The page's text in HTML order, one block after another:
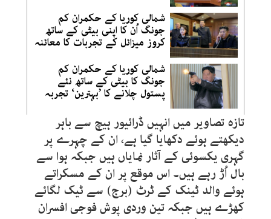
شمالی کوریا کے حکمران کم
جونگ اُن کا اپنی بیٹی کے ساتھ
کروز میزائل کے تجربات کا معائنہ
شمالی کوریا کے حکمران کم
جونگ کا بیٹی کے ساتھ نئے
پستول چلانے کا ’بہترین‘ تجربہ
تازہ تصاویر میں انہیں ڈرائیور ہیچ سے باہر
دیکھتے ہوئے دکھایا گیا ہے، ان کے چہرے پر
گہری یکسوئی کے آثار نمایاں ہیں جبکہ ہوا سے
بال اُڑ رہے ہیں۔ اس موقع پر ان کے مسکراتے
ہوئے والد ٹینک کے ٹرٹ (برج) سے ٹیک لگائے
کھڑے ہیں جبکہ تین وردی پوش فوجی افسران